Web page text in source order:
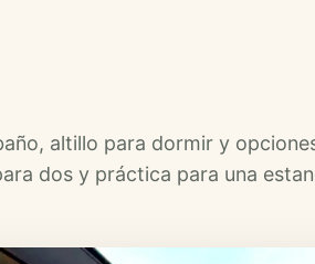
altillo para dormir y
dos y práctica para una